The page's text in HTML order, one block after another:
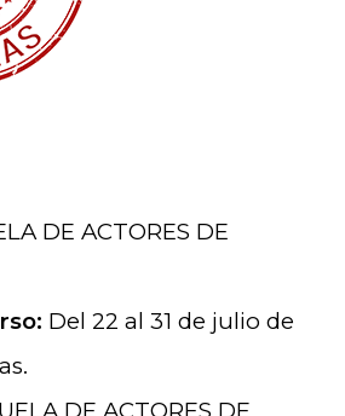
DE ACTORES DE
Del 22 al 31 de julio de